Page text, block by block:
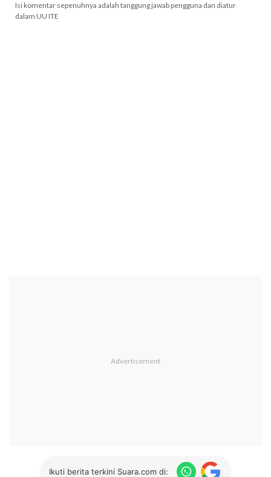
Isi komentar sepenuhnya adalah tanggung jawab pengguna dan diatur
dalam UU ITE
Ikuti berita terkini Suara.com di: